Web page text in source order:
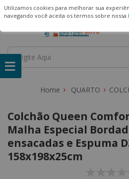
Utilizamos cookies para melhorar sua
navegando você aceita os termos sobre nossa
(22) 99909-3407
QUARTO
Colchão Queen
Malha Especial
ensacadas e Espuma
158x198x25cm